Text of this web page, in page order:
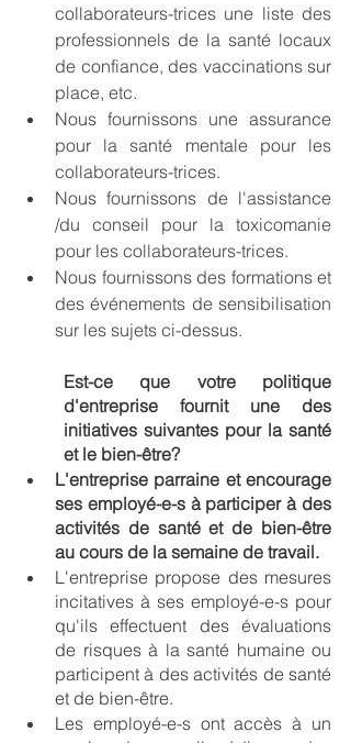
collaborateurs-trices une liste des
professionnels de la santé locaux
de confiance, des vaccinations sur
place, etc.
Nous fournissons une assurance
pour la santé mentale pour les
collaborateurs-trices.
Nous fournissons de l'assistance
/du conseil pour la toxicomanie
pour les collaborateurs-trices.
Nous fournissons des formations et
des événements de sensibilisation
sur les sujets ci-dessus.
Est-ce que votre politique
d'entreprise fournit une des
initiatives suivantes pour la santé
et le bien-être?
L'entreprise parraine et encourage
ses employé-e-s à participer à des
activités de santé et de bien-être
au cours de la semaine de travail.
L'entreprise propose des mesures
incitatives à ses employé-e-s pour
qu'ils effectuent des évaluations
de risques à la santé humaine ou
participent à des activités de santé
et de bien-être.
Les employé-e-s ont accès à un